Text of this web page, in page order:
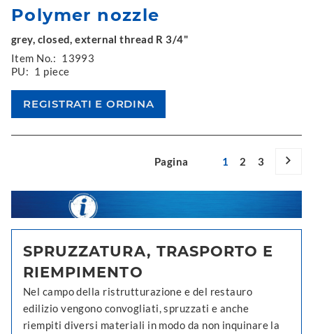
Polymer nozzle
grey, closed, external thread R 3/4"
Item No.: 13993
PU: 1 piece
Pagina 1 2 3
SPRUZZATURA, TRASPORTO E
RIEMPIMENTO
Nel campo della ristrutturazione e del restauro
edilizio vengono convogliati, spruzzati e anche
riempiti diversi materiali in modo da non inquinare la